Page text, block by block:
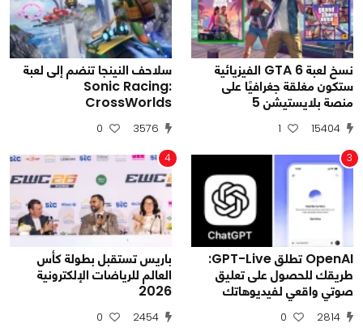
نسخ لعبة GTA 6 الفيزيائية
ستكون مغلقة جغرافيًا على
منصة بلايستيشن 5
15404
1
سلاحف النينجا تنضم إلى لعبة
Sonic Racing:
CrossWorlds
3576
0
3
OpenAI تطلق GPT-Live:
طريقك للحصول على تعليق
صوتي واقعي لفيديوهاتك
2814
0
4
باريس تستقبل بطولة كأس
العالم للرياضات الإلكترونية
2026
2454
0